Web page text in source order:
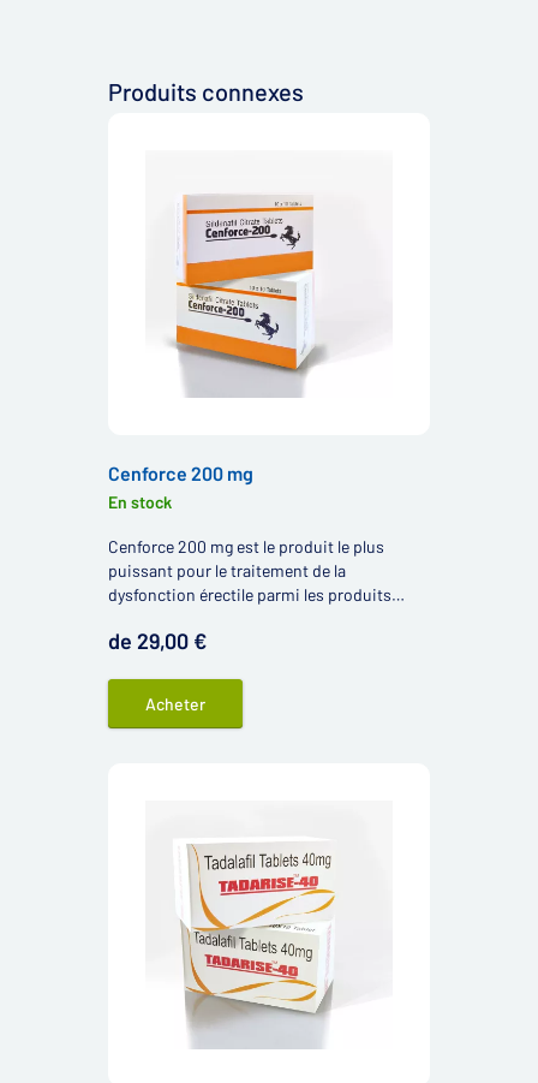
Produits connexes
Cenforce 200 mg
En stock
Cenforce 200 mg est le produit le plus
puissant pour le traitement de la
dysfonction érectile parmi les produits
de 29,00 €
Acheter